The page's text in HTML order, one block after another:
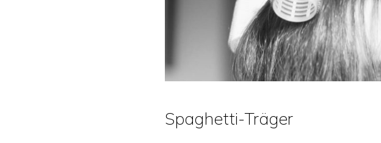
Spaghetti-Träger